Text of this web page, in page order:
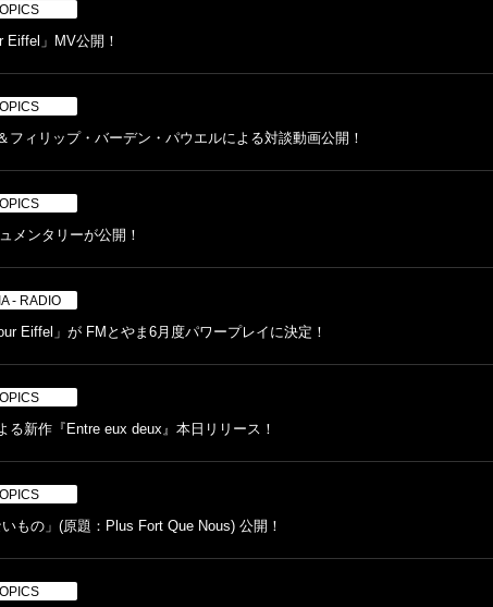
Eiffel」MV公開！
フィリップ・バーデン・パウエルによる対談動画公開！
メンタリーが公開！
- RADIO
Eiffel」が FMとやま6月度パワープレイに決定！
る新作『Entre eux deux』本日リリース！
もの」(原題：Plus Fort Que Nous) 公開！